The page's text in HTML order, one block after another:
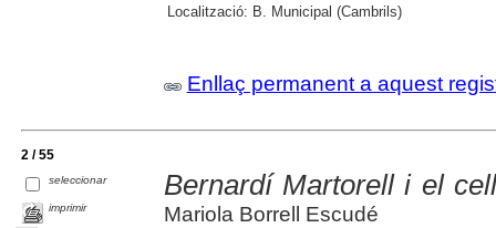
Localització: B. Municipal (Cambrils)
Enllaç permanent a aquest
2 / 55
seleccionar
imprimir
Bernardí Martorell i el
Mariola Borrell Escudé